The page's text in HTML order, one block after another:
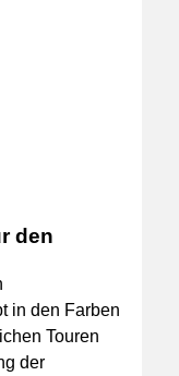
den
in den Farben
Touren
der